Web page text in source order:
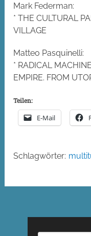
Mark Federman:
* THE CULTURAL
VILLAGE
Matteo Pasquinelli:
* RADICAL
EMPIRE. FROM
Teilen:
E-Mail
Schlagwörter: